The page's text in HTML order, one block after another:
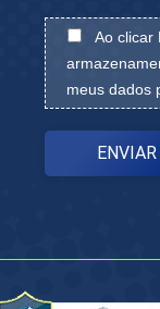
Ao clicar
meus dados